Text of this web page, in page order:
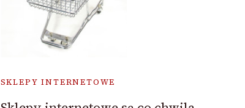
SKLEPY INTERNETOWE